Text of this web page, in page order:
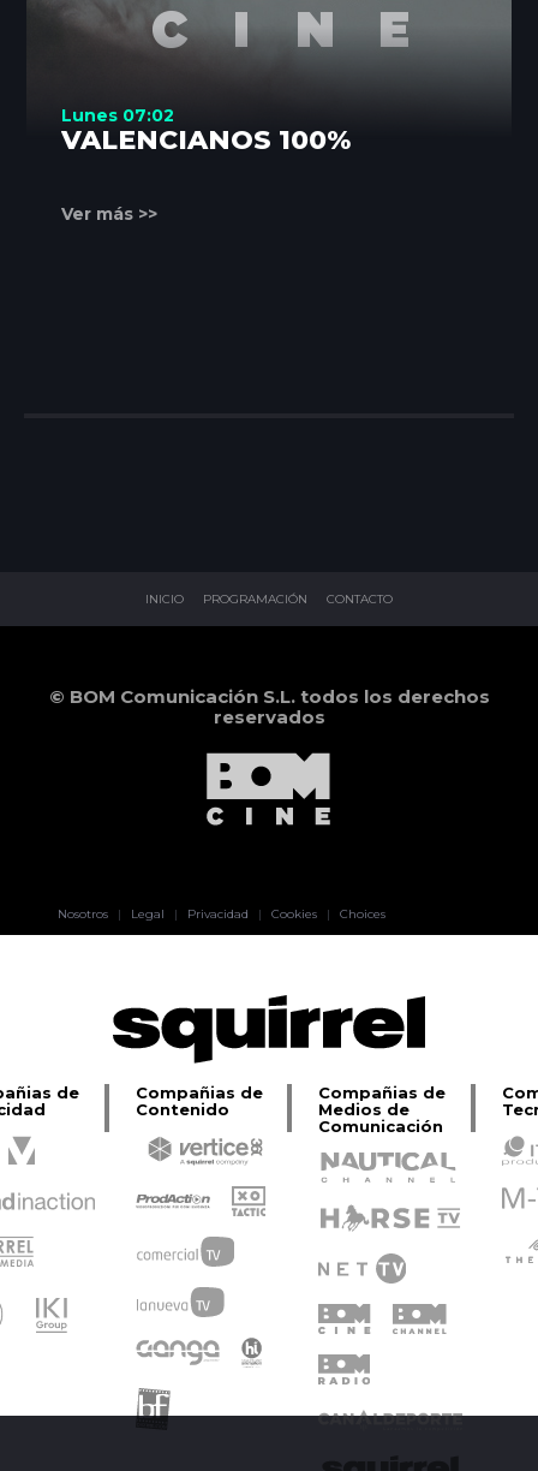
Lunes 07:02
VALENCIANOS 100%
Ver más >>
INICIO PROGRAMACIÓN CONTACTO
© BOM Comunicación S.L. todos los derechos
reservados
Nosotros | Legal | Privacidad | Cookies | Choices
de
Compañias de
Contenido
Compañias de
Medios de
Comunicación